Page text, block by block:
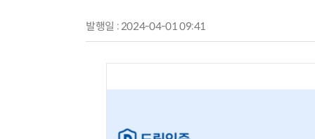
발행일 : 2024-04-01 09:41